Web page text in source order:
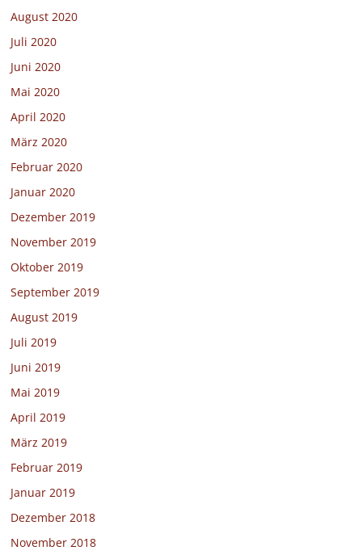
August 2020
Juli 2020
Juni 2020
Mai 2020
April 2020
März 2020
Februar 2020
Januar 2020
Dezember 2019
November 2019
Oktober 2019
September 2019
August 2019
Juli 2019
Juni 2019
Mai 2019
April 2019
März 2019
Februar 2019
Januar 2019
Dezember 2018
November 2018